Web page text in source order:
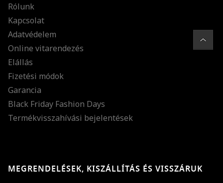
Rólunk
Kapcsolat
Adatvédelem
Online vitarendezés
Elállás
Fizetési módok
Garancia
Black Friday Fashion Days
Termékvisszahívási bejelentések
MEGRENDELÉSEK, KISZÁLLÍTÁS ÉS VISSZÁRUK